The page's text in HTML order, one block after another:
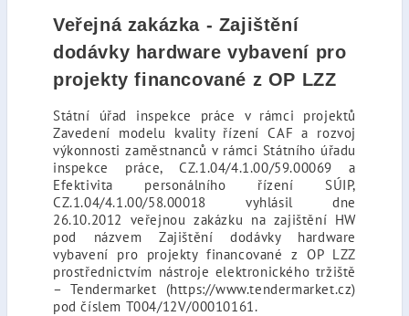
Veřejná zakázka - Zajištění
dodávky hardware vybavení pro
projekty financované z OP LZZ
Státní úřad inspekce práce v rámci projektů
Zavedení modelu kvality řízení CAF a rozvoj
výkonnosti zaměstnanců v rámci Státního úřadu
inspekce práce, CZ.1.04/4.1.00/59.00069 a
Efektivita personálního řízení SÚIP,
CZ.1.04/4.1.00/58.00018 vyhlásil dne
26.10.2012 veřejnou zakázku na zajištění HW
pod názvem Zajištění dodávky hardware
vybavení pro projekty financované z OP LZZ
prostřednictvím nástroje elektronického tržiště
– Tendermarket (https://www.tendermarket.cz)
pod číslem T004/12V/00010161.